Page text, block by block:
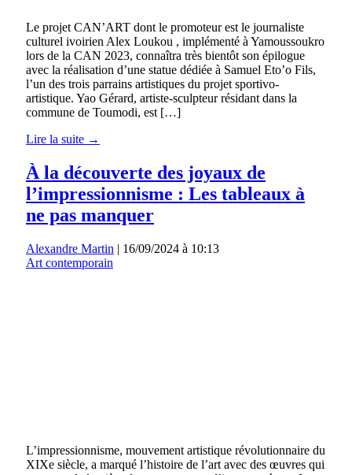
Le projet CAN’ART dont le promoteur est le journaliste
culturel ivoirien Alex Loukou , implémenté à Yamoussoukro
lors de la CAN 2023, connaîtra très bientôt son épilogue
avec la réalisation d’une statue dédiée à Samuel Eto’o Fils,
l’un des trois parrains artistiques du projet sportivo-
artistique. Yao Gérard, artiste-sculpteur résidant dans la
commune de Toumodi, est […]
Lire la suite →
À la découverte des joyaux de
l’impressionnisme : Les tableaux à
ne pas manquer
Alexandre Martin | 16/09/2024 à 10:13
Art contemporain
L’impressionnisme, mouvement artistique révolutionnaire du
XIXe siècle, a marqué l’histoire de l’art avec des œuvres qui